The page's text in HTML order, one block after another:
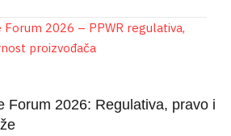
Forum 2026: Regulativa, pravo i